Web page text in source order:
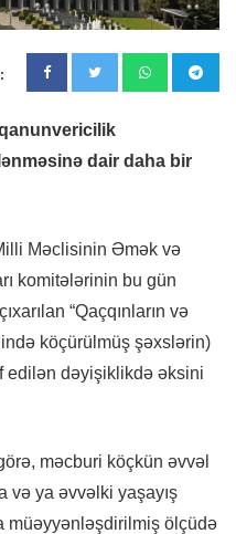
dair daha bir
Məclisinin Əmək və
komitələrinin bu gün
“Qaçqınların və
köçürülmüş şəxslərin)
edilən dəyişiklikdə əksini
məcburi köçkün əvvəl
və ya əvvəlki yaşayış
müəyyənləşdirilmiş ölçüdə